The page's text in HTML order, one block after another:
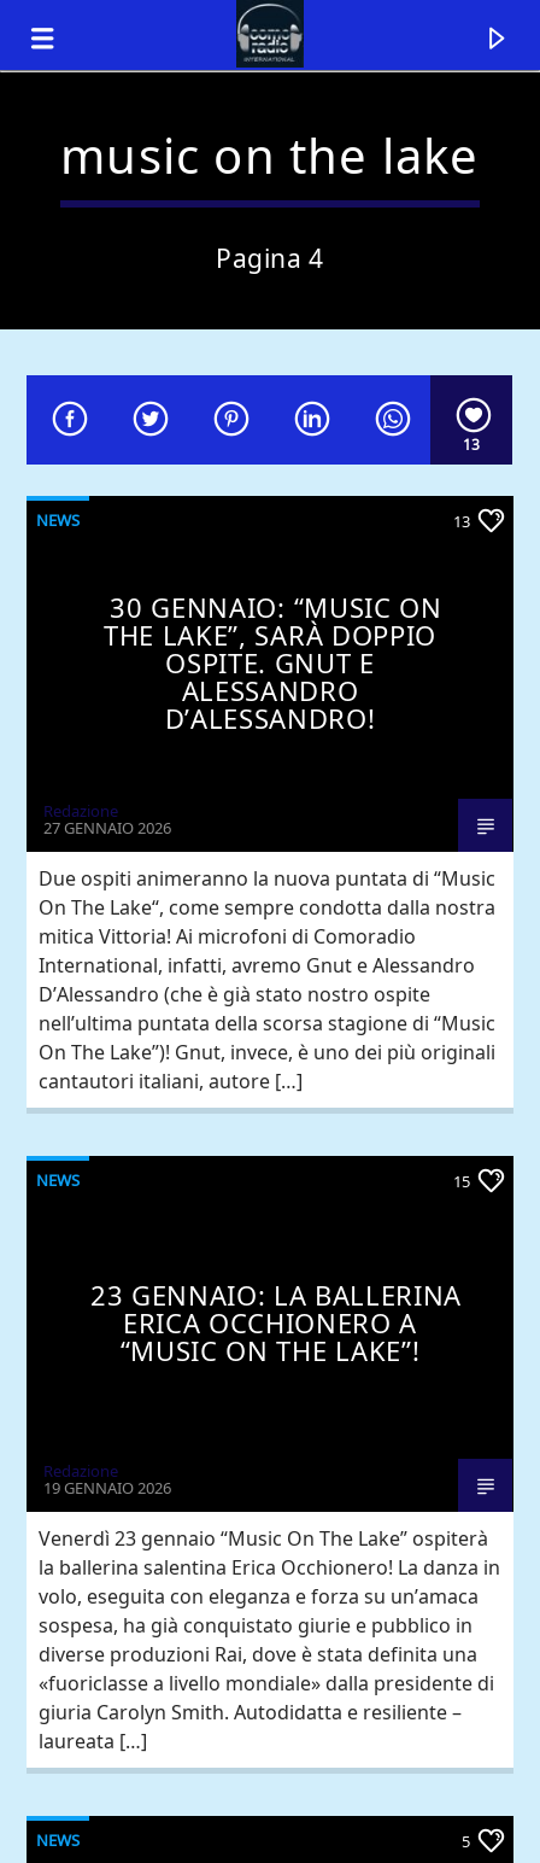
Titolo
Artista
Comoradio International
music on the lake
Pagina 4
13
NEWS 13
30 GENNAIO: “MUSIC ON
THE LAKE”, SARÀ DOPPIO
OSPITE. GNUT E
ALESSANDRO
D’ALESSANDRO!
Redazione
27 GENNAIO 2026
Due ospiti animeranno la nuova puntata di “Music
On The Lake“, come sempre condotta dalla nostra
mitica Vittoria! Ai microfoni di Comoradio
International, infatti, avremo Gnut e Alessandro
D’Alessandro (che è già stato nostro ospite
nell’ultima puntata della scorsa stagione di “Music
On The Lake”)! Gnut, invece, è uno dei più originali
cantautori italiani, autore […]
NEWS 15
23 GENNAIO: LA BALLERINA
ERICA OCCHIONERO A
“MUSIC ON THE LAKE”!
Redazione
19 GENNAIO 2026
Venerdì 23 gennaio “Music On The Lake” ospiterà
la ballerina salentina Erica Occhionero! La danza in
volo, eseguita con eleganza e forza su un’amaca
sospesa, ha già conquistato giurie e pubblico in
diverse produzioni Rai, dove è stata definita una
«fuoriclasse a livello mondiale» dalla presidente di
giuria Carolyn Smith. Autodidatta e resiliente –
laureata […]
NEWS 5